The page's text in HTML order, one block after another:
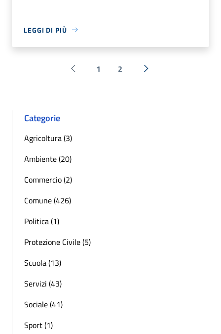
LEGGI DI PIÙ
Pagina precedente
1 2 Successiva »
Categorie
Agricoltura (3)
Ambiente (20)
Commercio (2)
Comune (426)
Politica (1)
Protezione Civile (5)
Scuola (13)
Servizi (43)
Sociale (41)
Sport (1)